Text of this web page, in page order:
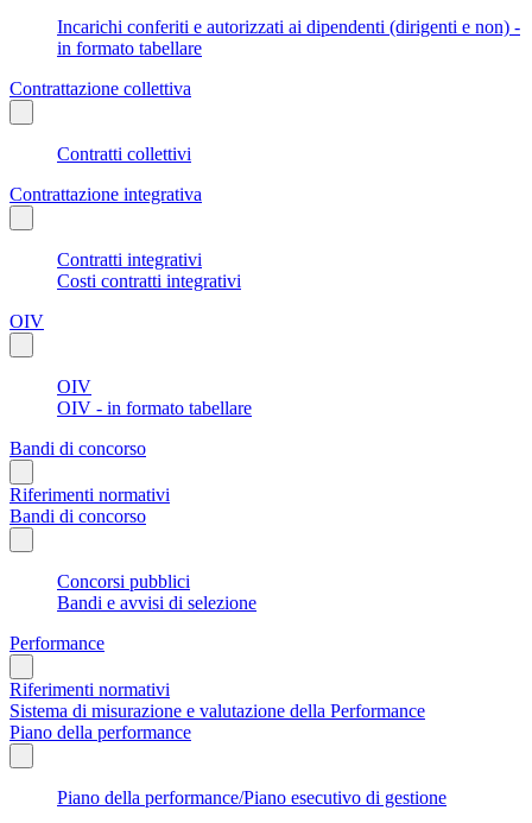
Incarichi conferiti e autorizzati ai dipendenti (dirigenti e non) -
in formato tabellare
Contrattazione collettiva
Contratti collettivi
Contrattazione integrativa
Contratti integrativi
Costi contratti integrativi
OIV
OIV
OIV - in formato tabellare
Bandi di concorso
Riferimenti normativi
Bandi di concorso
Concorsi pubblici
Bandi e avvisi di selezione
Performance
Riferimenti normativi
Sistema di misurazione e valutazione della Performance
Piano della performance
Piano della performance/Piano esecutivo di gestione